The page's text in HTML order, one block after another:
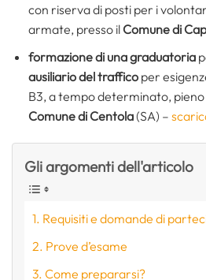
con riserva di posti per i
armate, presso il Comune di
formazione di una graduatoria
ausiliario del trafficoper
B3, a tempo determinato, pieno
Comune di Centola(SA) –
Gli argomenti dell'articolo
Requisiti e domande di
Prove d’esame
Come prepararsi?